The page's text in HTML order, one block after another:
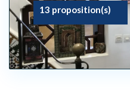
13 proposition(s)